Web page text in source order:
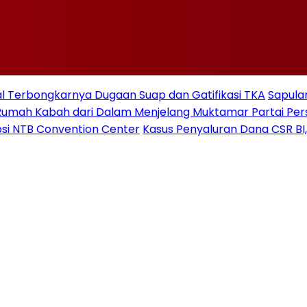
Dugaan Suap dan Gatifikasi TKA
Kabah dari Dalam Menjelang Muktamar Partai
NTB Convention Center Kasus Penyaluran Dana CSR